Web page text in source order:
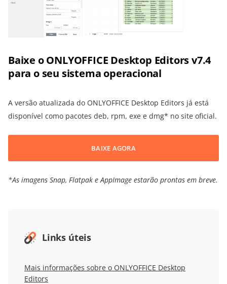
Baixe o ONLYOFFICE Desktop Editors v7.4
para o seu sistema operacional
A versão atualizada do ONLYOFFICE Desktop Editors já está
disponível como pacotes deb, rpm, exe e dmg* no site oficial.
BAIXE AGORA
*As imagens Snap, Flatpak e AppImage estarão prontas em breve.
Links úteis
Mais informações sobre o ONLYOFFICE Desktop
Editors